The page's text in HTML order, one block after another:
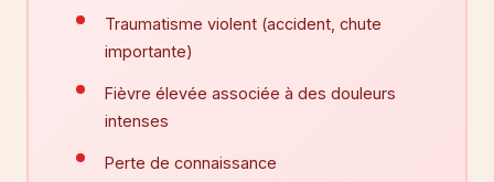
Traumatisme violent (accident, chute
importante)
Fièvre élevée associée à des douleurs
intenses
Perte de connaissance